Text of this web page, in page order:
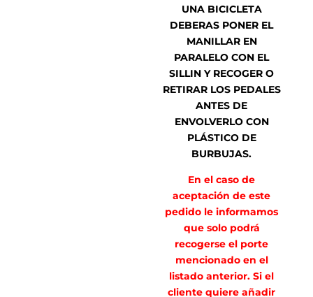
UNA BICICLETA
DEBERAS PONER EL
MANILLAR EN
PARALELO CON EL
SILLIN Y RECOGER O
RETIRAR LOS PEDALES
ANTES DE
ENVOLVERLO CON
PLÁSTICO DE
BURBUJAS.
En el caso de
aceptación de este
pedido le informamos
que solo podrá
recogerse el porte
mencionado en el
listado anterior. Si el
cliente quiere añadir